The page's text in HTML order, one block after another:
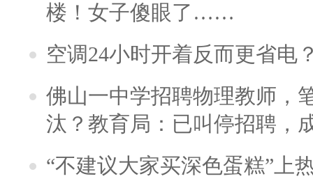
楼！女子傻眼了……
空调24小时开着反而更省电
佛山一中学招聘物理教师，
汰？教育局：已叫停招聘，
“不建议大家买深色蛋糕”上